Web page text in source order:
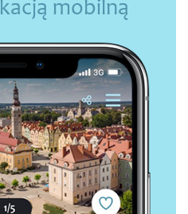
mobilną